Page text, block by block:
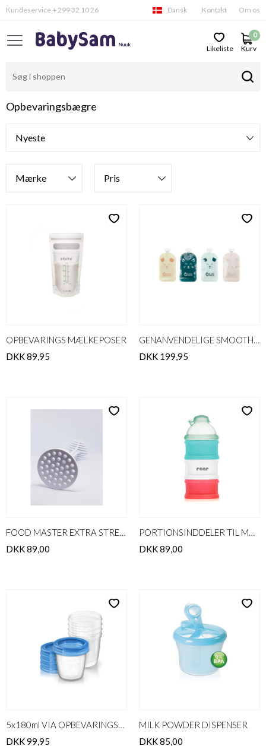
Kundeservice + 299 32 10 26 Kontakt Om os
Dansk
Kurv
0
Likeliste
Opbevaringsbægre
Mærke
Pris
OPBEVARINGS MÆLKEPOSER
DKK 89,95
GENANVENDELIGE SMOOTHIEPOSER
DKK 199,95
FOOD MASTER EXTRA STRENGTH
DKK 89,00
PORTIONSINDDELER TIL MÆLKEPULV
DKK 89,00
5x180ml VIA OPBEVARINGSBÆGRE
DKK 99,95
MILK POWDER DISPENSER
DKK 85,00